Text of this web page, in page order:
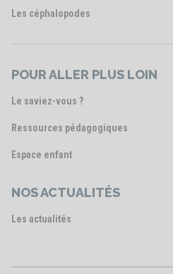
Les céphalopodes
POUR ALLER PLUS LOIN
Le saviez-vous ?
Ressources pédagogiques
Espace enfant
NOS ACTUALITÉS
Les actualités